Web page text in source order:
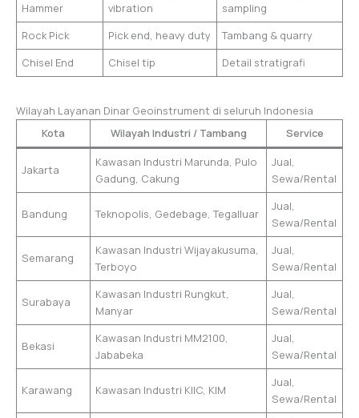
Hammer
vibration
sampling
Rock Pick
Pick end, heavy duty
Tambang & quarry
Chisel End
Chisel tip Detail stratigrafi
Wilayah Layanan Dinar Geoinstrument di seluruh Indonesia
Kota
Wilayah Industri / Tambang Service
Jakarta
Kawasan Industri Marunda, Pulo
Gadung, Cakung
Jual,
Sewa/Rental
Bandung Teknopolis, Gedebage, Tegalluar
Jual,
Sewa/Rental
Semarang
Kawasan Industri Wijayakusuma,
Terboyo
Jual,
Sewa/Rental
Surabaya
Kawasan Industri Rungkut,
Manyar
Jual,
Sewa/Rental
Bekasi
Kawasan Industri MM2100,
Jababeka
Jual,
Sewa/Rental
Karawang Kawasan Industri KIIC, KIM
Jual,
Sewa/Rental